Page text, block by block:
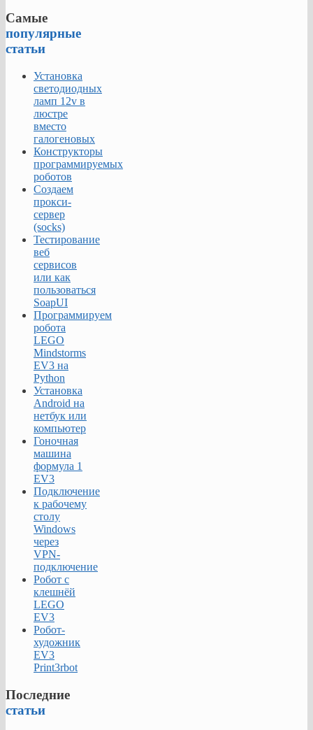
Самые
популярные
статьи
Установка
светодиодных
ламп 12v в
люстре
вместо
галогеновых
Конструкторы
программируемых
роботов
Создаем
прокси-
сервер
(socks)
Тестирование
веб
сервисов
или как
пользоваться
SoapUI
Программируем
робота
LEGO
Mindstorms
EV3 на
Python
Установка
Android на
нетбук или
компьютер
Гоночная
машина
формула 1
EV3
Подключение
к рабочему
столу
Windows
через
VPN-
подключение
Робот с
клешнёй
LEGO
EV3
Робот-
художник
EV3
Print3rbot
Последние
статьи